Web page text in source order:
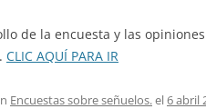
de la encuesta y las
CLIC AQUÍ PARA IR
Encuestas sobre señuelos.el6 abril